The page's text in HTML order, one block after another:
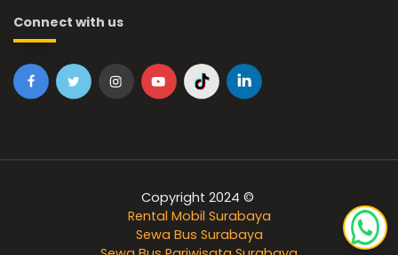
Connect with us
Copyright 2024 ©
Rental Mobil Surabaya
Sewa Bus Surabaya